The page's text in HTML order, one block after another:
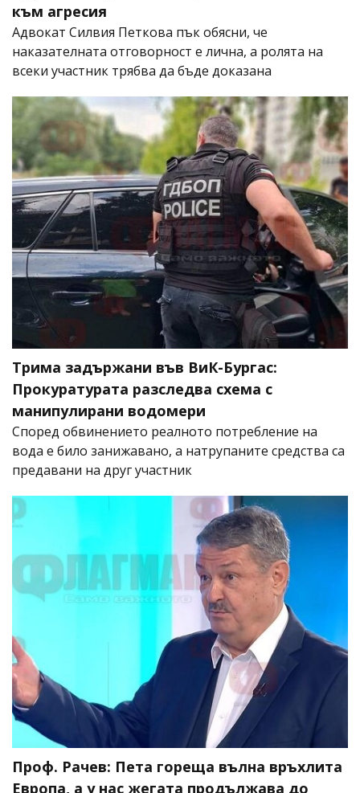
към агресия
Адвокат Силвия Петкова пък обясни, че
наказателната отговорност е лична, а ролята на
всеки участник трябва да бъде доказана
Трима задържани във ВиК-Бургас:
Прокуратурата разследва схема с
манипулирани водомери
Според обвинението реалното потребление на
вода е било занижавано, а натрупаните средства са
предавани на друг участник
Проф. Рачев: Пета гореща вълна връхлита
Европа, а у нас жегата продължава до